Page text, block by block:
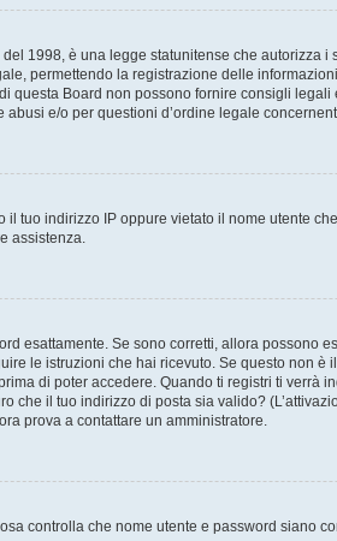
1998, è una legge statunitense che
permettendo la registrazione delle
questa Board non possono fornire consigli
e/o per questioni d’ordine legale
il tuo indirizzo IP oppure vietato il nome utente
assistenza.
esattamente. Se sono corretti, allora
le istruzioni che hai ricevuto. Se questo non
di poter accedere. Quando ti registri ti
che il tuo indirizzo di posta sia valido?
prova a contattare un amministratore.
controlla che nome utente e password siano